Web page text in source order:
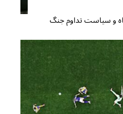
و سیاست تداوم جنگ